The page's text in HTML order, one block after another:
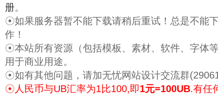
册。
☉如果服务器暂不能下载请稍后重试！总是不能
作！
☉本站所有资源（包括模板、素材、软件、字体
用于商业用途。
☉如有其他问题，请加无忧网站设计交流群
☉人民币与UB汇率为1比100,即1元=100UB.有任